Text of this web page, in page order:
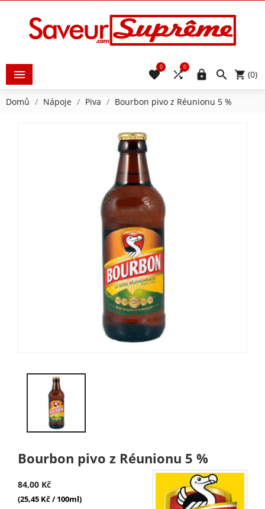
  (0)


0

0
Domů Nápoje Piva Bourbon pivo z Réunionu 5 %
Bourbon pivo z Réunionu 5 %
84,00 Kč
(25,45 Kč / 100ml)